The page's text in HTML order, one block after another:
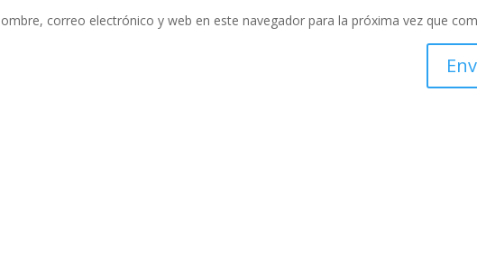
correo electrónico y web en este navegador para la próxima vez que